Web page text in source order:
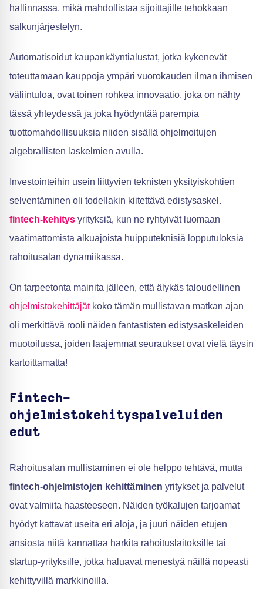
hallinnassa, mikä mahdollistaa sijoittajille tehokkaan
salkunjärjestelyn.
Automatisoidut kaupankäyntialustat, jotka kykenevät
toteuttamaan kauppoja ympäri vuorokauden ilman ihmisen
väliintuloa, ovat toinen rohkea innovaatio, joka on nähty
tässä yhteydessä ja joka hyödyntää parempia
tuottomahdollisuuksia niiden sisällä ohjelmoitujen
algebrallisten laskelmien avulla.
Investointeihin usein liittyvien teknisten yksityiskohtien
selventäminen oli todellakin kiitettävä edistysaskel.
fintech-kehitys yrityksiä, kun ne ryhtyivät luomaan
vaatimattomista alkuajoista huipputeknisiä lopputuloksia
rahoitusalan dynamiikassa.
On tarpeetonta mainita jälleen, että älykäs taloudellinen
ohjelmistokehittäjätkoko tämän mullistavan matkan ajan
oli merkittävä rooli näiden fantastisten edistysaskeleiden
muotoilussa, joiden laajemmat seuraukset ovat vielä täysin
kartoittamatta!
Fintech-
ohjelmistokehityspalveluiden
edut
Rahoitusalan mullistaminen ei ole helppo tehtävä, mutta
fintech-ohjelmistojen kehittäminen yritykset ja palvelut
ovat valmiita haasteeseen. Näiden työkalujen tarjoamat
hyödyt kattavat useita eri aloja, ja juuri näiden etujen
ansiosta niitä kannattaa harkita rahoituslaitoksille tai
startup-yrityksille, jotka haluavat menestyä näillä nopeasti
kehittyvillä markkinoilla.